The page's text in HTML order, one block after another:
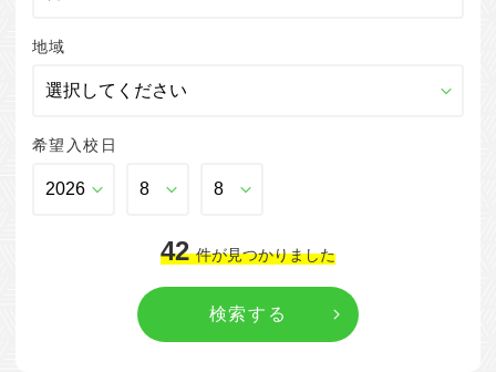
地域
希望入校日
42 件が見つかりました